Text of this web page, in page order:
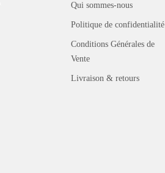
Qui sommes-nous
Politique de confidentialité
Conditions Générales de
Vente
Livraison & retours